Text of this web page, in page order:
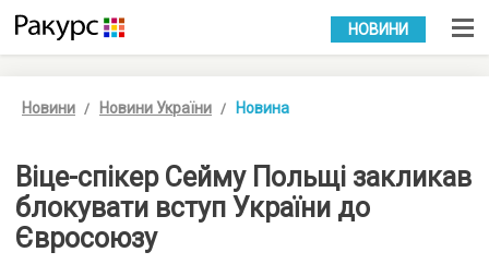
УКР РУС
НОВИНИ
Новини Новини України Новина
Віце-спікер Сейму Польщі закликав
блокувати вступ України до
Євросоюзу